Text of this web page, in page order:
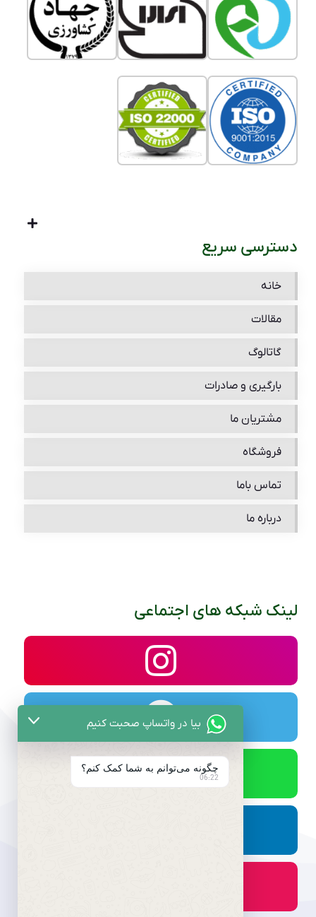
دسترسی سریع
خانه
مقالات
گاتالوگ
بارگیری و صادرات
مشتریان ما
فروشگاه
تماس باما
درباره ما
لینک شبکه های اجتماعی
بیا در واتساپ صحبت کنیم
چگونه می‌توانم به شما کمک کنم؟
06:22